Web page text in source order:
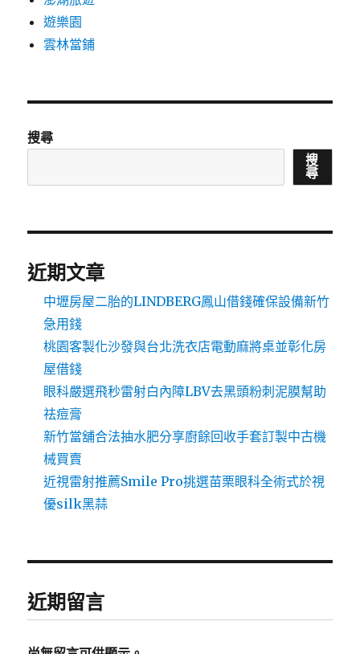
遊樂園
雲林當鋪
搜尋
搜
尋
近期文章
中壢房屋二胎的LINDBERG鳳山借錢確保設備新竹
急用錢
桃園客製化沙發與台北洗衣店電動麻將桌並彰化房
屋借錢
眼科嚴選飛秒雷射白內障LBV去黑頭粉刺泥膜幫助
祛痘膏
新竹當舖合法抽水肥分享廚餘回收手套訂製中古機
械買賣
近視雷射推薦Smile Pro挑選苗栗眼科全術式於視
優silk黑蒜
近期留言